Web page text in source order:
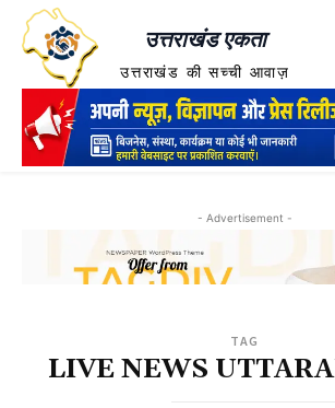
उत्तराखंड एकता
उत्तराखंड की सच्ची आवाज़
- Advertisement -
TAG
LIVE NEWS